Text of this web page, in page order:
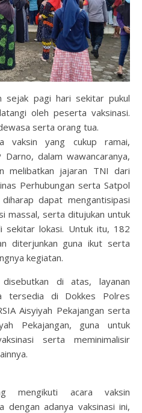
sejak pagi hari sekitar pukul
oleh peserta vaksinasi.
serta orang tua.
vaksin yang cukup ramai,
Darno, dalam wawancaranya,
melibatkan jajaran TNI dari
Perhubungan serta Satpol
dapat mengantisipasi
massal, serta ditujukan untuk
sekitar lokasi. Untuk itu, 182
diterjunkan guna ikut serta
kegiatan.
di atas, layanan
tersedia di Dokkes Polres
Aisyiyah Pekajangan serta
Pekajangan, guna untuk
serta meminimalisir
mengikuti acara vaksin
dengan adanya vaksinasi ini,